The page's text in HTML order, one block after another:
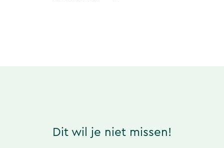
Dit wil je niet missen!